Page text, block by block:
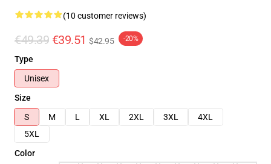
(10 customer reviews)
€49.39 €39.51 $42.95 -20%
Type
Unisex
Size
S
M L XL 2XL 3XL
4XL
5XL
Color